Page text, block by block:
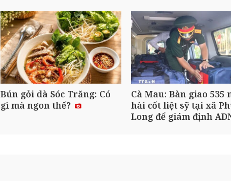
Bún gỏi dà Sóc Trăng: Có
gì mà ngon thế?
Cà Mau: Bàn giao 535
hài cốt liệt sỹ tại xã
Long để giám định